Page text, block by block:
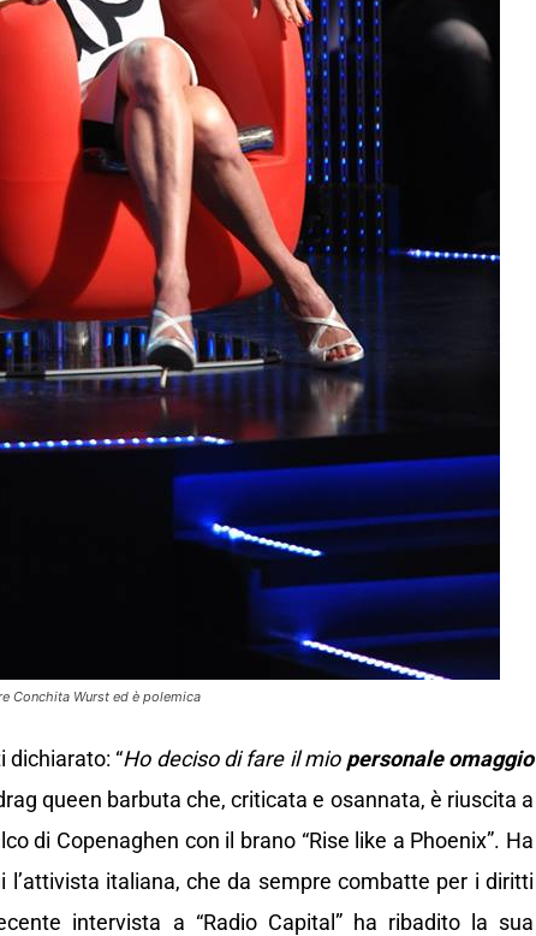
Conchita Wurst ed è polemica
dichiarato: “Ho deciso di fare il mio personale omaggio
queen barbuta che, criticata e osannata, è riuscita a
di Copenaghen con il brano “Rise like a Phoenix”. Ha
italiana, che da sempre combatte per i diritti
intervista a “Radio Capital” ha ribadito la sua